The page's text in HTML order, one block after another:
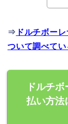
⇒ ドルチボー
ついて調べて
ドルチ
払い方法